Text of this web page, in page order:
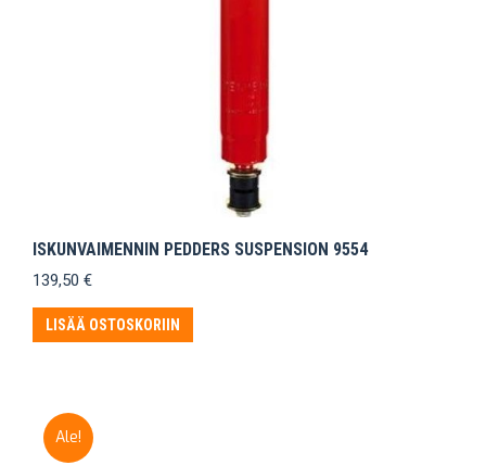
ISKUNVAIMENNIN PEDDERS SUSPENSION 9554
139,50 €
LISÄÄ OSTOSKORIIN
Ale!